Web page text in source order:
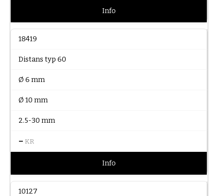
Info
18419
Distans typ 60
Ø 6 mm
Ø 10 mm
2.5-30 mm
– KR
Info
10127